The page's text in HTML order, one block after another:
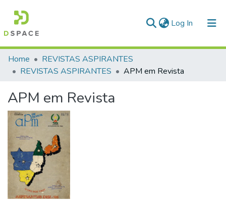
Log In (current)
Communities & Collections
All of DSpace
Statistics
Home
REVISTAS ASPIRANTES
REVISTAS ASPIRANTES
APM em Revista
APM em Revista